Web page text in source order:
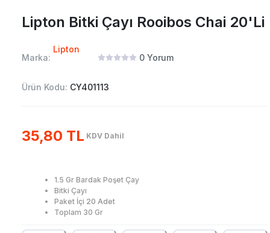
Lipton Bitki Çayı Rooibos Chai 20'Li
Marka:
Lipton
0 Yorum
Ürün Kodu: CY401113
35,80 TL KDV Dahil
1.5 Gr Bardak Poşet Çay
Bitki Çayı
Paket İçi 20 Adet
Toplam 30 Gr